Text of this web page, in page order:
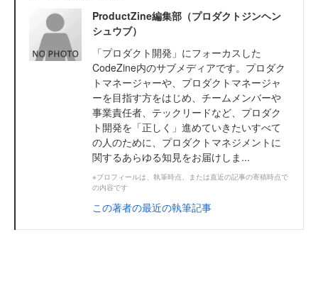
ProductZine編集部（プロダクトジンヘン
シュウブ）
「プロダクト開発」にフォーカスした
CodeZine内のサブメディアです。プロダク
トマネージャーや、プロダクトマネージャ
ーを目指す方をはじめ、チームメンバーや
事業責任者、テックリードなど、プロダク
ト開発を「正しく」進めていきたいすべて
の人のために、プロダクトマネジメントに
関するあらゆる知見をお届けしま...
※プロフィールは、執筆時点、または直近の記事の寄稿時点で
の内容です
この著者の最近の執筆記事